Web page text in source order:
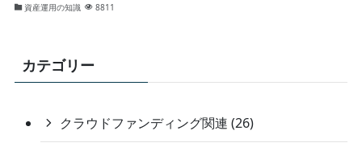
資産運用の知識 8811
カテゴリー
クラウドファンディング関連 (26)